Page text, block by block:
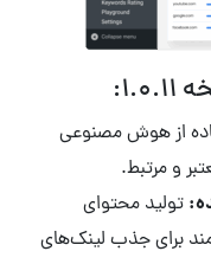
از هوش مصنوعی
و مرتبط.
تولید محتوای
برای جذب لینک‌های